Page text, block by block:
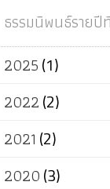
ผู้บริโภค
ธร
การแยกรัฐกับศา
เทคโนโลยี
พุทธบริษัท
วัฒนธรรม
ธรรมนิพนธ์รายปี
2025(1)
2022(2)
2021 (2)
2020(3)